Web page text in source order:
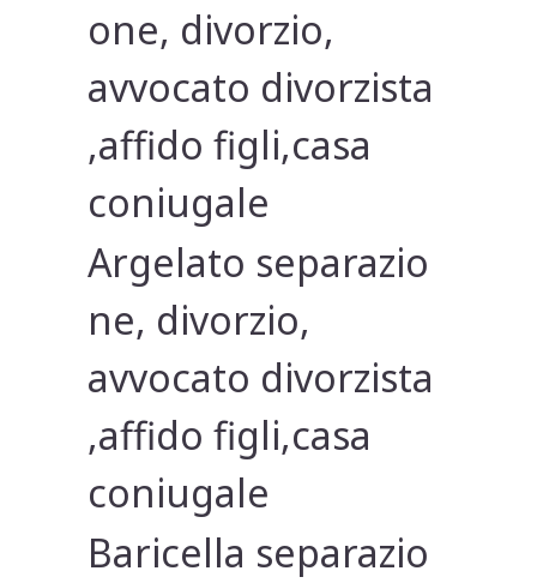
one, divorzio,
avvocato divorzista
,affido figli,casa
coniugale
Argelato separazio
ne, divorzio,
avvocato divorzista
,affido figli,casa
coniugale
Baricella separazio